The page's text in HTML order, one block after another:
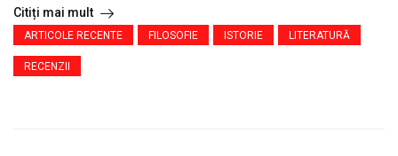
Citiți mai mult
ARTICOLE RECENTE FILOSOFIE ISTORIE LITERATURĂ
RECENZII